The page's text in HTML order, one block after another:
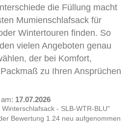
die Füllung macht
Mumienschlafsack für
Wintertouren finden. So
vielen Angeboten genau
der bei Komfort,
zu Ihren Ansprüchen
17.07.2026
- SLB-WTR-BLU"
Bewertung 1.24 neu aufgenommen